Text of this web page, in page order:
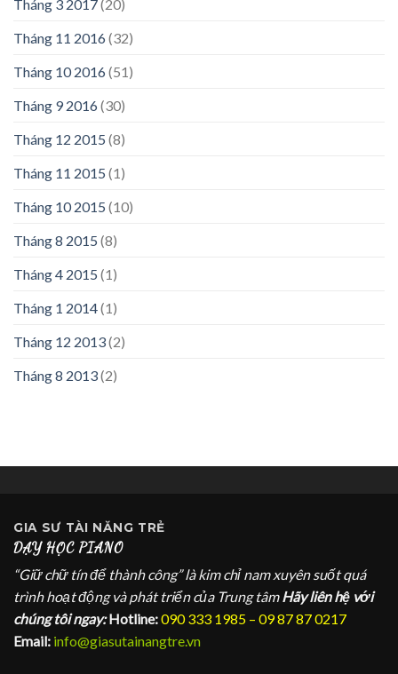
Tháng 3 2017(20)
Tháng 11 2016(32)
Tháng 10 2016(51)
Tháng 9 2016(30)
Tháng 12 2015 (8)
Tháng 11 2015 (1)
Tháng 10 2015 (10)
Tháng 8 2015 (8)
Tháng 4 2015 (1)
Tháng 1 2014(1)
Tháng 12 2013(2)
Tháng 8 2013(2)
GIA SƯ TÀI NĂNG TRẺ
DẠY HỌC PIANO
“Giữ chữ tín để thành công” là kim chỉ nam xuyên suốt quá
trình hoạt động và phát triển của Trung tâm Hãy liên hệ với
chúng tôi ngay: Hotline:090 333 1985 – 09 87 87 0217
Email: info@giasutainangtre.vn